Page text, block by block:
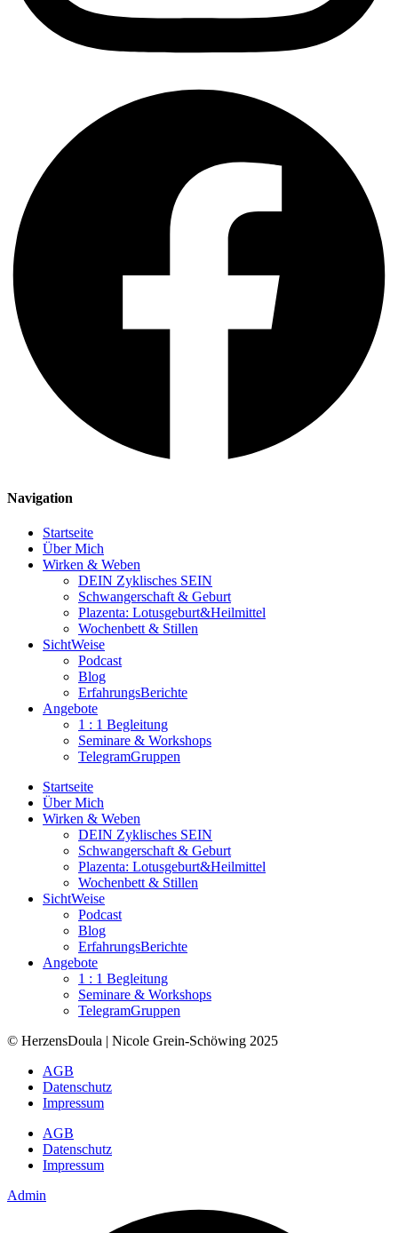
Navigation
Startseite
Über Mich
Wirken & Weben
DEIN Zyklisches SEIN
Schwangerschaft & Geburt
Plazenta: Lotusgeburt&Heilmittel
Wochenbett & Stillen
SichtWeise
Podcast
Blog
ErfahrungsBerichte
Angebote
1 : 1 Begleitung
Seminare & Workshops
TelegramGruppen
Startseite
Über Mich
Wirken & Weben
DEIN Zyklisches SEIN
Schwangerschaft & Geburt
Plazenta: Lotusgeburt&Heilmittel
Wochenbett & Stillen
SichtWeise
Podcast
Blog
ErfahrungsBerichte
Angebote
1 : 1 Begleitung
Seminare & Workshops
TelegramGruppen
© HerzensDoula | Nicole Grein-Schöwing 2025
AGB
Datenschutz
Impressum
AGB
Datenschutz
Impressum
Admin